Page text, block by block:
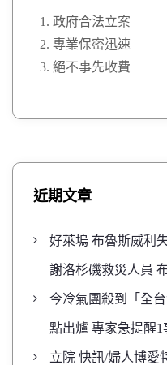
政府合法立案
專業保密迅速
絕不事先收費
近期文章
好萊塢 布魯斯威利
謝洛杉磯救災人員
今冷氣團殺到「全
點出爐 專家急提醒1
立院 快訊/婦人博愛